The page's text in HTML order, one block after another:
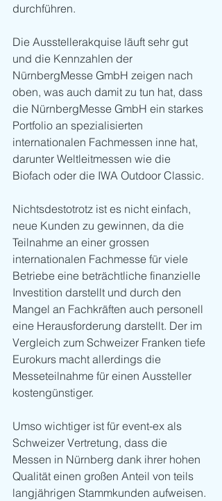
durchführen.
Die Ausstellerakquise läuft sehr gut
und die Kennzahlen der
NürnbergMesse GmbH zeigen nach
oben, was auch damit zu tun hat, dass
die NürnbergMesse GmbH ein starkes
Portfolio an spezialisierten
internationalen Fachmessen inne hat,
darunter Weltleitmessen wie die
Biofach oder die IWA Outdoor Classic.
Nichtsdestotrotz ist es nicht einfach,
neue Kunden zu gewinnen, da die
Teilnahme an einer grossen
internationalen Fachmesse für viele
Betriebe eine beträchtliche finanzielle
Investition darstellt und durch den
Mangel an Fachkräften auch personell
eine Herausforderung darstellt. Der im
Vergleich zum Schweizer Franken tiefe
Eurokurs macht allerdings die
Messeteilnahme für einen Aussteller
kostengünstiger.
Umso wichtiger ist für event-ex als
Schweizer Vertretung, dass die
Messen in Nürnberg dank ihrer hohen
Qualität einen großen Anteil von teils
langjährigen Stammkunden aufweisen.